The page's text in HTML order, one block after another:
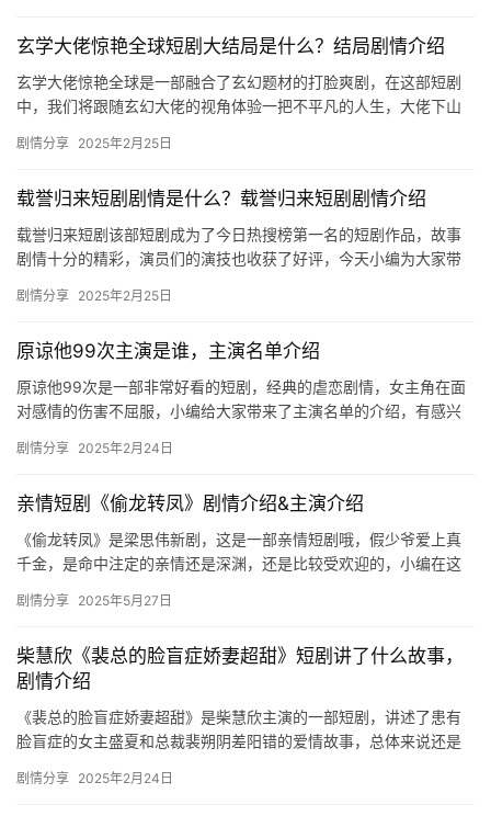
玄学大佬惊艳全球短剧大结局是什么？结局剧情介绍
玄学大佬惊艳全球是一部融合了玄幻题材的打脸爽剧，在这部短剧
中，我们将跟随玄幻大佬的视角体验一把不平凡的人生，大佬下山
迎来了…
剧情分享 2025年2月25日
载誉归来短剧剧情是什么？载誉归来短剧剧情介绍
载誉归来短剧该部短剧成为了今日热搜榜第一名的短剧作品，故事
剧情十分的精彩，演员们的演技也收获了好评，今天小编为大家带
情…
剧情分享 2025年2月25日
原谅他99次主演是谁，主演名单介绍
原谅他99次是一部非常好看的短剧，经典的虐恋剧情，女主角在面
对感情的伤害不屈服，小编给大家带来了主演名单的介绍，有感兴
剧情分享 2025年2月24日
亲情短剧《偷龙转凤》剧情介绍&主演介绍
《偷龙转凤》是梁思伟新剧，这是一部亲情短剧哦，假少爷爱上真
千金，是命中注定的亲情还是深渊，还是比较受欢迎的，小编在这
剧情分享 2025年5月27日
柴慧欣《裴总的脸盲症娇妻超甜》短剧讲了什么故事，
剧情介绍
《裴总的脸盲症娇妻超甜》是柴慧欣主演的一部短剧，讲述了患有
脸盲症的女主盛夏和总裁裴朔阴差阳错的爱情故事，总体来说还是
爷的…
剧情分享 2025年2月24日